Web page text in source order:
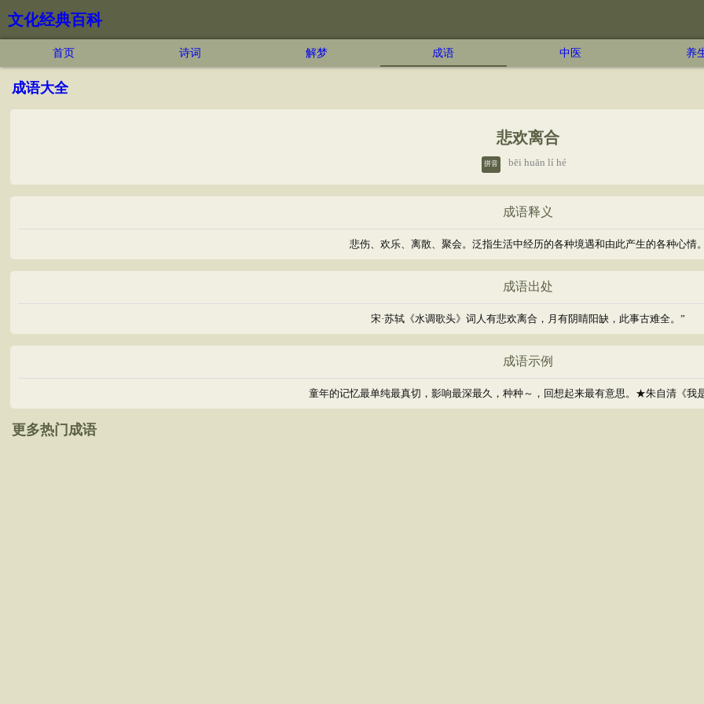
文化经典百科
首页 诗词 解梦 成语 中医 养
成语大全
悲欢离合
拼音 bēi huān lí hé
成语释义
悲伤、欢乐、离散、聚会。泛指生活中经历的各种境遇和由此产生的各种心情。
成语出处
宋·苏轼《水调歌头》词人有悲欢离合，月有阴睛阳缺，此事古难全。”
成语示例
童年的记忆最单纯最真切，影响最深最久，种种～，回想起来最有意思。★朱自清《我
更多热门成语